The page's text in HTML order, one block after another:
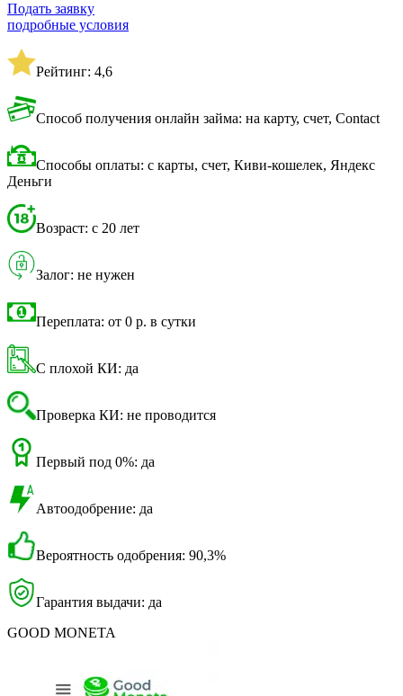
Подать заявку
подробные условия
Рейтинг: 4,6
Способ получения онлайн займа: на карту, счет, Contact
Способы оплаты: с карты, счет, Киви-кошелек, Яндекс
Деньги
Возраст: с 20 лет
Залог: не нужен
Переплата: от 0 р. в сутки
С плохой КИ: да
Проверка КИ: не проводится
Первый под 0%: да
Автоодобрение: да
Вероятность одобрения: 90,3%
Гарантия выдачи: да
GOOD MONETA